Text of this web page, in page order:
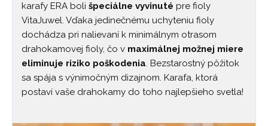
karafy ERA boli špeciálne vyvinuté pre fioly
VitaJuwel. Vďaka jedinečnému uchyteniu fioly
dochádza pri nalievaní k minimálnym otrasom
drahokamovej fioly, čo v maximálnej možnej miere
eliminuje riziko poškodenia. Bezstarostný pôžitok
sa spája s výnimočným dizajnom. Karafa, ktorá
postaví vaše drahokamy do toho najlepšieho svetla!